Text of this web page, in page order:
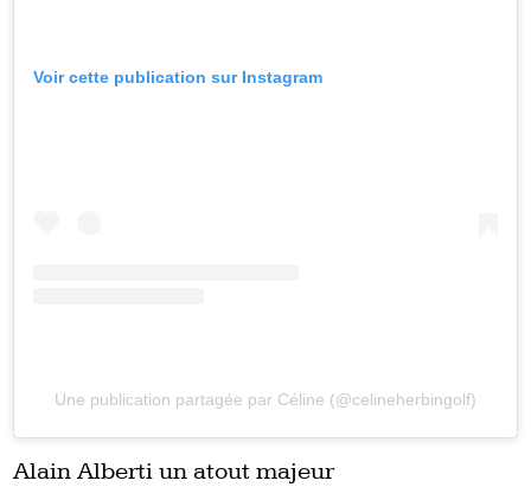
Voir cette publication sur Instagram
Une publication partagée par Céline (@celineherbingolf)
Alain Alberti un atout majeur